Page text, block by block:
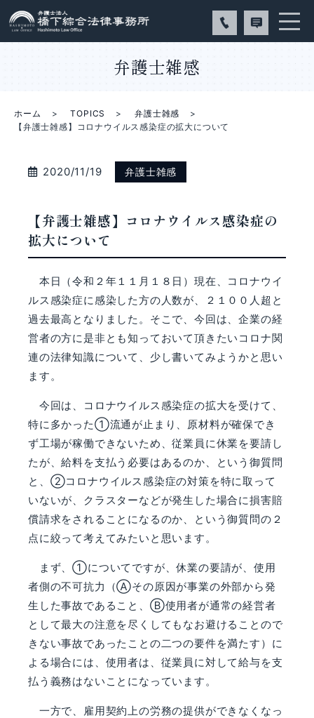
弁護士雑感
ホーム TOPICS
弁護士雑感
【弁護士雑感】コロナウイルス感染症の拡大について
2020/11/19 弁護士雑感
【弁護士雑感】コロナウイルス感染症の
拡大について
本日（令和２年１１月１８日）現在、コロナウイ
ルス感染症に感染した方の人数が、２１００人超と
過去最高となりました。そこで、今回は、企業の経
営者の方に是非とも知っておいて頂きたいコロナ関
連の法律知識について、少し書いてみようかと思い
ます。
今回は、コロナウイルス感染症の拡大を受けて、
特に多かった①流通が止まり、原材料が確保でき
ず工場が稼働できないため、従業員に休業を要請し
たが、給料を支払う必要はあるのか、という御質問
と、②コロナウイルス感染症の対策を特に取って
いないが、クラスターなどが発生した場合に損害賠
償請求をされることになるのか、という御質問の２
点に絞って考えてみたいと思います。
まず、①についてですが、休業の要請が、使用
者側の不可抗力（Ⓐその原因が事業の外部から発
生した事故であること、Ⓑ使用者が通常の経営者
として最大の注意を尽くしてもなお避けることので
きない事故であったことの二つの要件を満たす）に
よる場合には、使用者は、従業員に対して給与を支
払う義務はないことになっています。
一方で、雇用契約上の労務の提供ができなくなっ